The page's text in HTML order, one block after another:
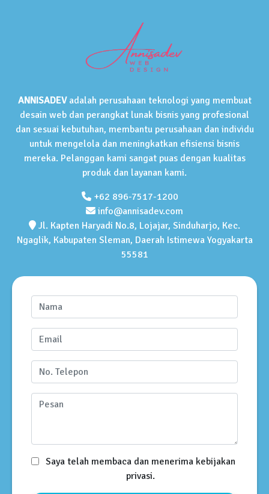
ANNISADEVadalah perusahaan teknologi yang membuat
desain web dan perangkat lunak bisnis yang profesional
dan sesuai kebutuhan, membantu perusahaan dan individu
untuk mengelola dan meningkatkan efisiensi bisnis
mereka. Pelanggan kami sangat puas dengan kualitas
produk dan layanan kami.
+62 896-7517-1200
info@annisadev.com
Jl. Kapten Haryadi No.8, Lojajar, Sinduharjo, Kec.
Ngaglik, Kabupaten Sleman, Daerah Istimewa Yogyakarta
55581
Saya telah membaca dan menerima kebijakan
privasi.